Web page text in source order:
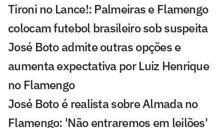
Tironi no Lance!: Palmeiras e Flamengo
colocam futebol brasileiro sob suspeita
José Boto admite outras opções e
aumenta expectativa por Luiz Henrique
no Flamengo
José Boto é realista sobre Almada no
Flamengo: 'Não entraremos em leilões'